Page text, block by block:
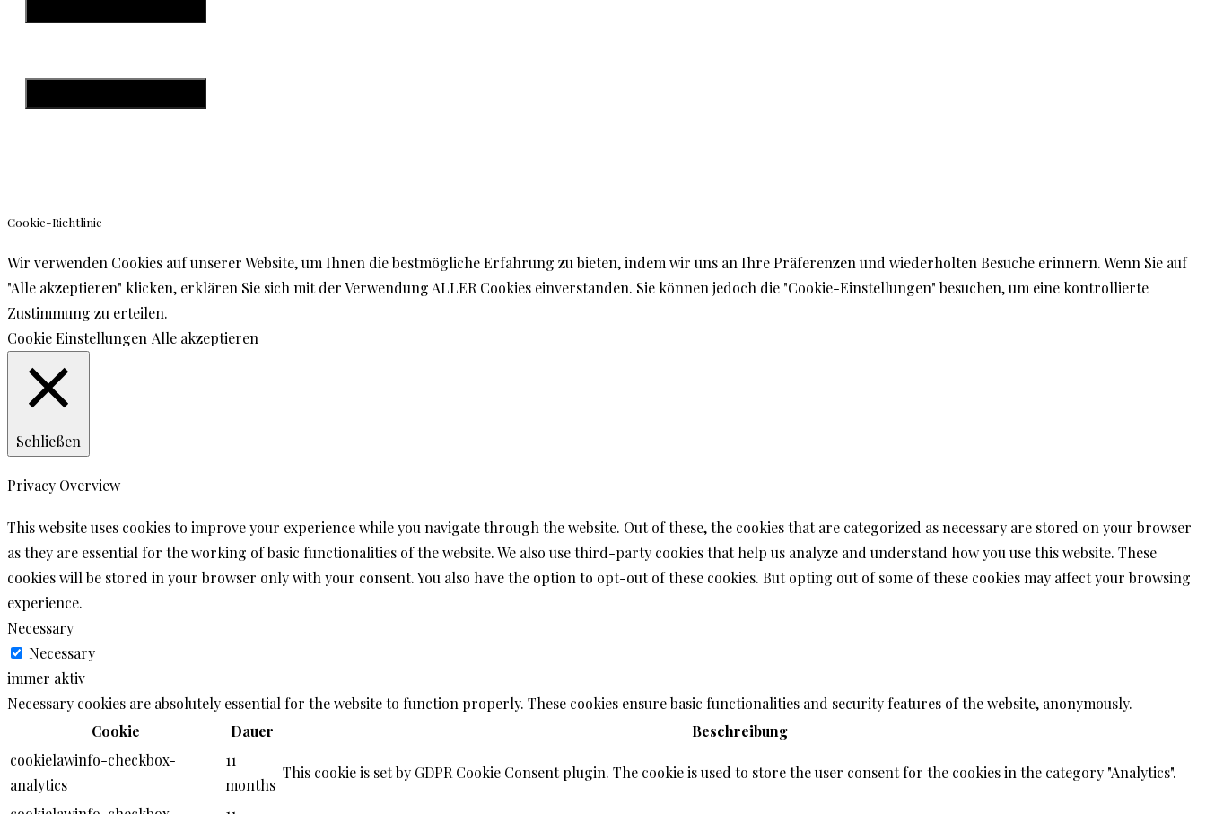
Cookie-Richtlinie
Wir verwenden Cookies auf unserer Website, um Ihnen die bestmögliche Erfahrung zu bieten, indem wir uns an Ihre Präferenzen und wiederholten Besuche erinnern. Wenn Sie auf
"Alle akzeptieren" klicken, erklären Sie sich mit der Verwendung ALLER Cookies einverstanden. Sie können jedoch die "Cookie-Einstellungen" besuchen, um eine kontrollierte
Zustimmung zu erteilen.
Cookie Einstellungen Alle akzeptieren
Schließen
Privacy Overview
This website uses cookies to improve your experience while you navigate through the website. Out of these, the cookies that are categorized as necessary are stored on your browser
as they are essential for the working of basic functionalities of the website. We also use third-party cookies that help us analyze and understand how you use this website. These
cookies will be stored in your browser only with your consent. You also have the option to opt-out of these cookies. But opting out of some of these cookies may affect your browsing
experience.
Necessary
Necessary
immer aktiv
Necessary cookies are absolutely essential for the website to function properly. These cookies ensure basic functionalities and security features of the website, anonymously.
Cookie
Dauer
Beschreibung
cookielawinfo-checkbox-
analytics
11
months
This cookie is set by GDPR Cookie Consent plugin. The cookie is used to store the user consent for the cookies in the category "Analytics".